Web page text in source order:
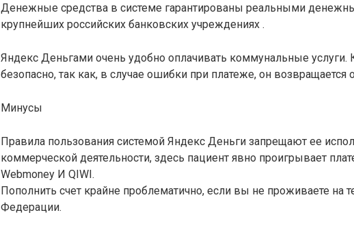
Денежные средства в системе гарантированы реальными
крупнейших российских банковских учреждениях .
Яндекс Деньгами очень удобно оплачивать коммунальные услуги.
безопасно, так как, в случае ошибки при платеже, он возвращается
Минусы
Правила пользования системой Яндекс Деньги запрещают ее
коммерческой деятельности, здесь пациент явно проигрывает
Webmoney И QIWI.
Пополнить счет крайне проблематично, если вы не проживаете на
Федерации.